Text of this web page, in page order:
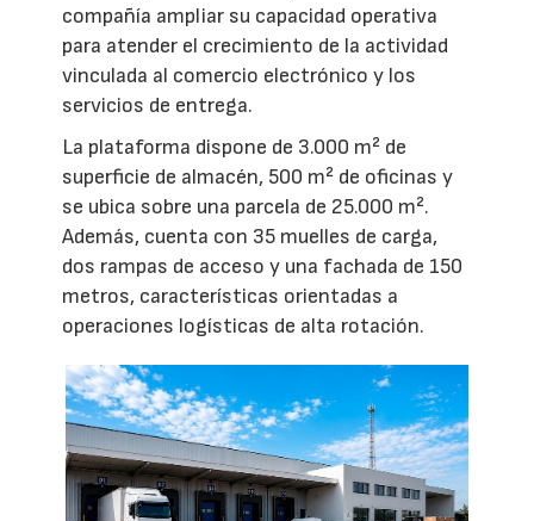
compañía ampliar su capacidad operativa
para atender el crecimiento de la actividad
vinculada al comercio electrónico y los
servicios de entrega.
La plataforma dispone de 3.000 m² de
superficie de almacén, 500 m² de oficinas y
se ubica sobre una parcela de 25.000 m².
Además, cuenta con 35 muelles de carga,
dos rampas de acceso y una fachada de 150
metros, características orientadas a
operaciones logísticas de alta rotación.